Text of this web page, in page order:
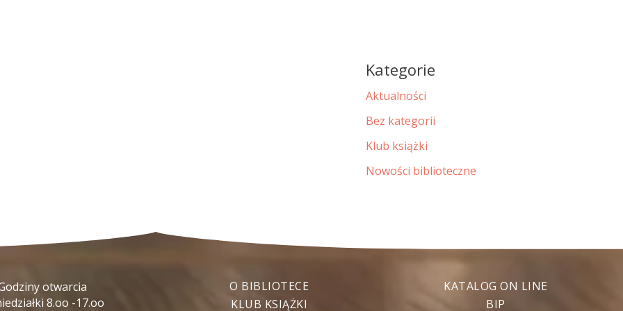
Kategorie
Aktualności
Bez kategorii
Klub książki
Nowości biblioteczne
otwarcia
8.oo -17.oo
O BIBLIOTECE
KLUB KSIĄŻKI
KATALOG ON LINE
BIP